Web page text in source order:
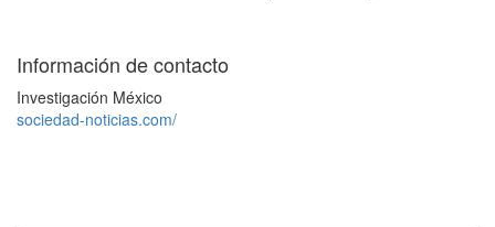
Información de contacto
Investigación México
sociedad-noticias.com/